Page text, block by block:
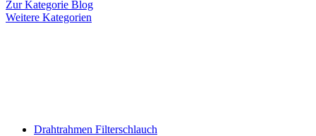
Zur Kategorie Blog
Weitere Kategorien
Drahtrahmen Filterschlauch